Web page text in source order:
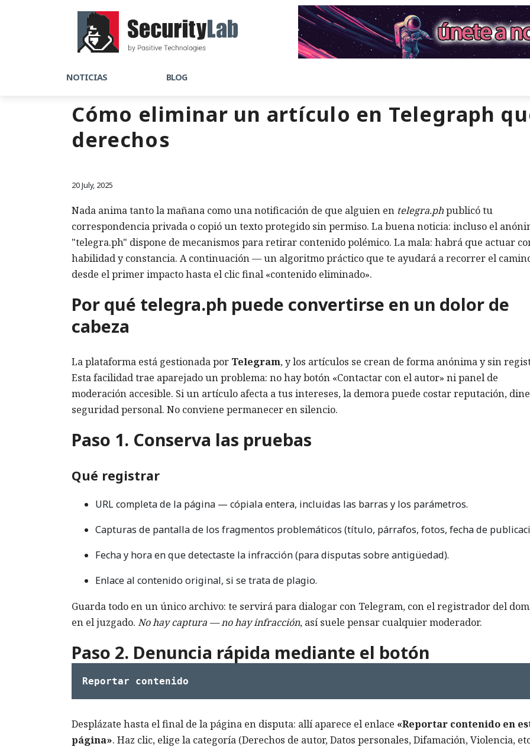
NOTICIAS BLOG
Cómo eliminar un artículo en Telegraph
derechos
20 July, 2025
Nada anima tanto la mañana como una notificación de que alguien en telegra.phpublicó tu
correspondencia privada o copió un texto protegido sin permiso. La buena noticia: incluso el
"telegra.ph" dispone de mecanismos para retirar contenido polémico. La mala: habrá que actuar
habilidad y constancia. A continuación — un algoritmo práctico que te ayudará a recorrer el
desde el primer impacto hasta el clic final «contenido eliminado».
Por qué telegra.ph puede convertirse en un dolor de
cabeza
La plataforma está gestionada por Telegram, y los artículos se crean de forma anónima y sin
Esta facilidad trae aparejado un problema: no hay botón «Contactar con el autor» ni panel de
moderación accesible. Si un artículo afecta a tus intereses, la demora puede costar reputación,
seguridad personal. No conviene permanecer en silencio.
Paso 1. Conserva las pruebas
Qué registrar
URL completa de la página — cópiala entera, incluidas las barras y los parámetros.
Capturas de pantalla de los fragmentos problemáticos (título, párrafos, fotos, fecha de
Fecha y hora en que detectaste la infracción (para disputas sobre antigüedad).
Enlace al contenido original, si se trata de plagio.
Guarda todo en un único archivo: te servirá para dialogar con Telegram, con el registrador del
en el juzgado. No hay captura — no hay infracción, así suele pensar cualquier moderador.
Paso 2. Denuncia rápida mediante el botón
Reportar contenido
Desplázate hasta el final de la página en disputa: allí aparece el enlace «Reportar contenido en
página». Haz clic, elige la categoría (Derechos de autor, Datos personales, Difamación, Violencia,